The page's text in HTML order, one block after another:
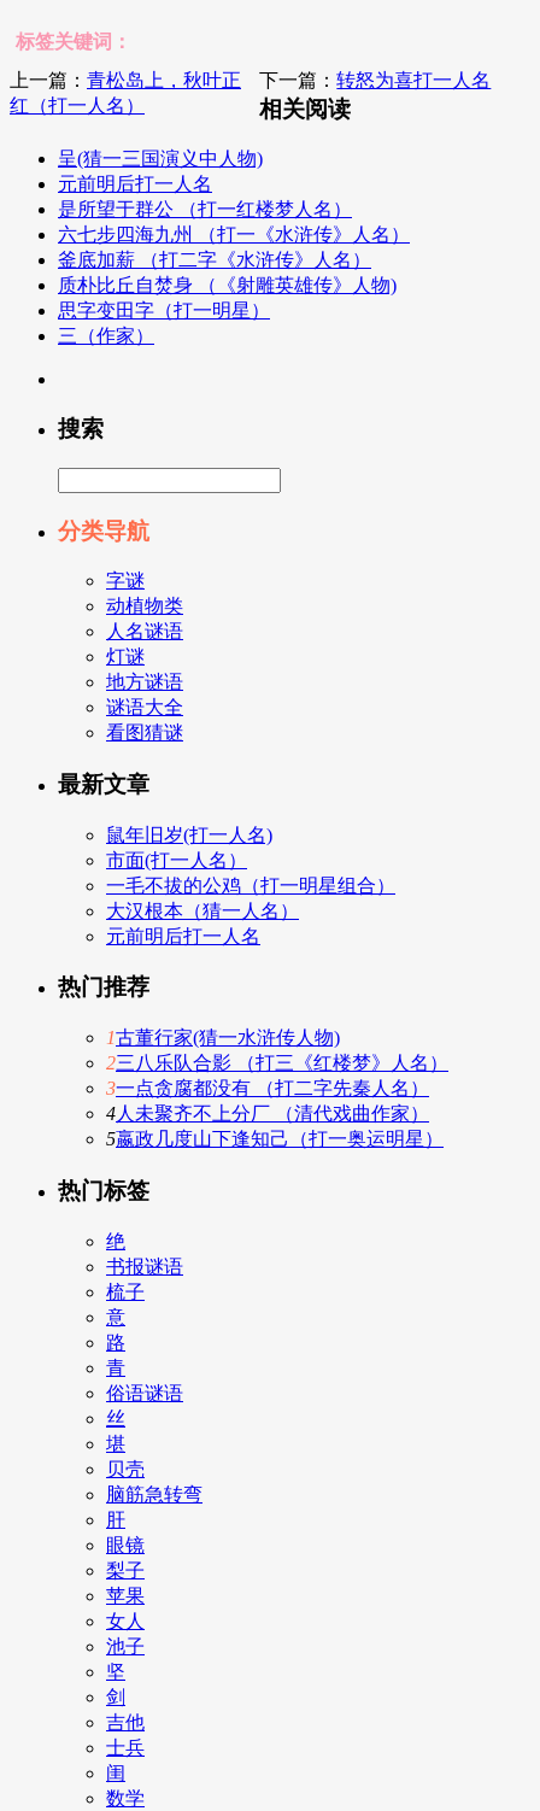
标签关键词：
上一篇： 青松岛上，秋叶正
红（打一人名）
下一篇：转怒为喜打一人名
相关阅读
呈(猜一三国演义中人物)
元前明后打一人名
是所望于群公 （打一红楼梦人名）
六七步四海九州 （打一《水浒传》人名）
釜底加薪 （打二字《水浒传》人名）
质朴比丘自焚身 （《射雕英雄传》人物)
思字变田字（打一明星）
三（作家）
搜索
分类导航
字谜
动植物类
人名谜语
灯谜
地方谜语
谜语大全
看图猜谜
最新文章
鼠年旧岁(打一人名)
市面(打一人名）
一毛不拔的公鸡（打一明星组合）
大汉根本（猜一人名）
元前明后打一人名
热门推荐
1古董行家(猜一水浒传人物)
2三八乐队合影 （打三《红楼梦》人名）
3一点贪腐都没有 （打二字先秦人名）
4人未聚齐不上分厂 （清代戏曲作家）
5嬴政几度山下逢知己（打一奥运明星）
热门标签
绝
书报谜语
梳子
意
路
青
俗语谜语
丝
堪
贝壳
脑筋急转弯
肝
眼镜
梨子
苹果
女人
池子
坚
剑
吉他
士兵
闺
数学